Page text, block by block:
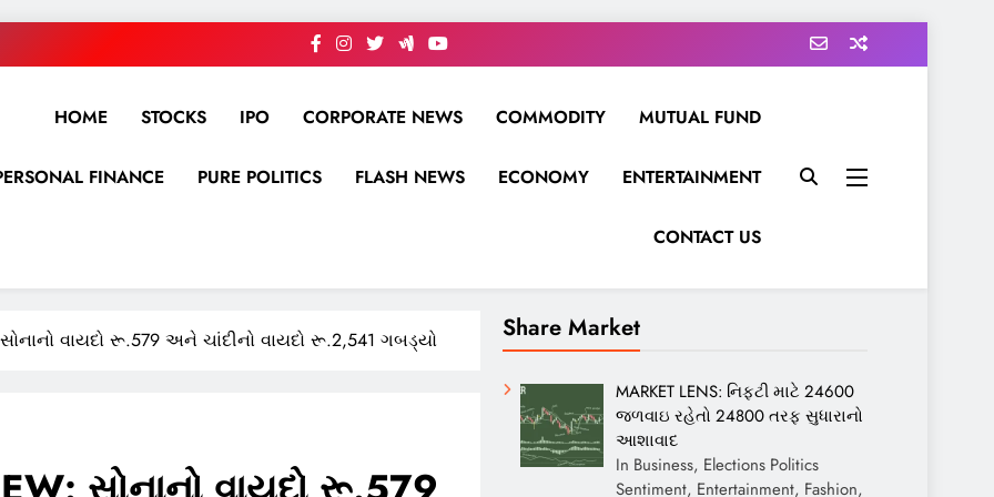
HOME STOCKS IPO CORPORATE NEWS COMMODITY MUTUAL FUND
FINANCE PURE POLITICS FLASH NEWS ECONOMY ENTERTAINMENT
CONTACT US
સોનાનો વાયદો રૂ.579 અને ચાંદીનો વાયદો રૂ.2,541 ગબડ્યો Share Market
MARKET LENS: નિફ્ટી માટે 24600
જળવાઇ રહેતો 24800 તરફ સુધારાનો
આશાવાદ
In Business, Elections Politics
Sentiment, Entertainment, Fashion,